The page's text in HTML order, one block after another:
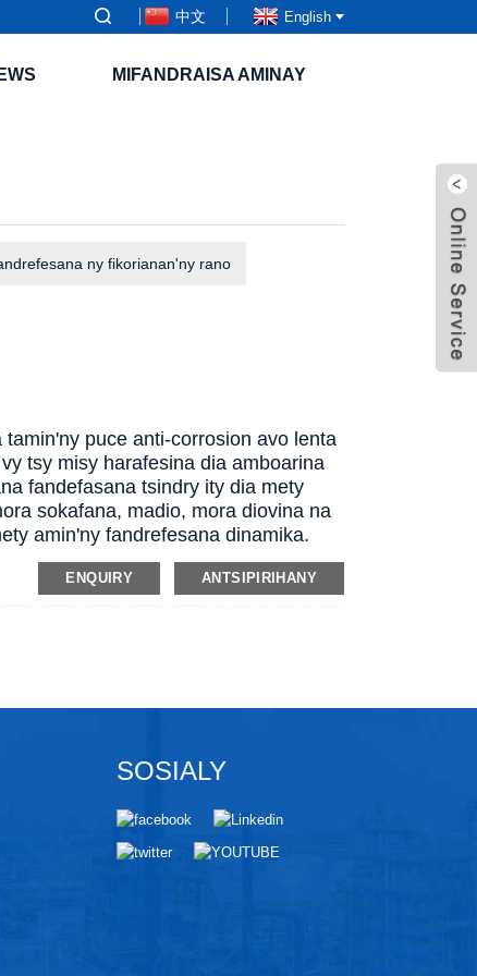
中文 English
MIFANDRAISA AMINAY
ny fikorianan'ny rano
puce anti-corrosion avo lenta
tsy misy harafesina dia amboarina
fandefasana tsindry ity dia mety
sokafana, madio, mora diovina na
amin'ny fandrefesana dinamika.
ENQUIRY ANTSIPIRIHANY
SOSIALY